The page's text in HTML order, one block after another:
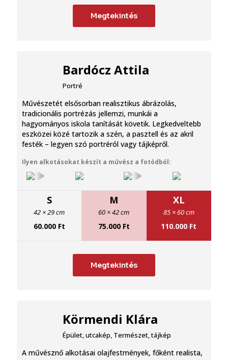
Megtekintés
Bardócz Attila
Portré
Művészetét elsősorban realisztikus ábrázolás,
tradicionális portrézás jellemzi, munkái a
hagyományos iskola tanítását követik. Legkedveltebb
eszközei közé tartozik a szén, a pasztell és az akril
festék – legyen szó portréról vagy tájképről.
Ilyen alkotásokat készít a művész a fotódból:
S
42 × 29 cm
60.000 Ft
M
60 × 42 cm
75.000 Ft
XL
85 × 60 cm
110.000 Ft
Megtekintés
Körmendi Klára
Épület, utcakép, Természet, tájkép
A művésznő alkotásai olajfestmények, főként realista,